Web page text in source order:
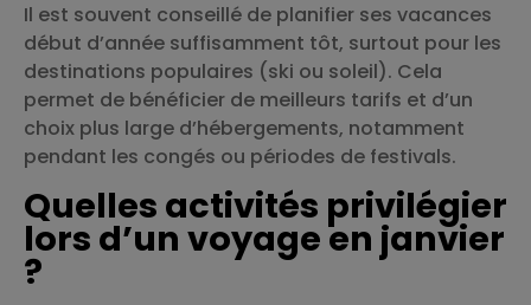
Il est souvent conseillé de planifier ses vacances
début d’année suffisamment tôt, surtout pour les
destinations populaires (ski ou soleil). Cela
permet de bénéficier de meilleurs tarifs et d’un
choix plus large d’hébergements, notamment
pendant les congés ou périodes de festivals.
Quelles activités privilégier
lors d’un voyage en janvier
?